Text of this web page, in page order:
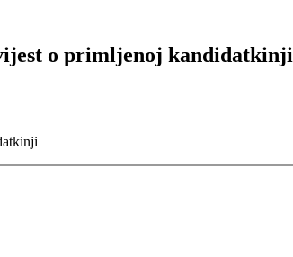
o primljenoj kandidatkinji